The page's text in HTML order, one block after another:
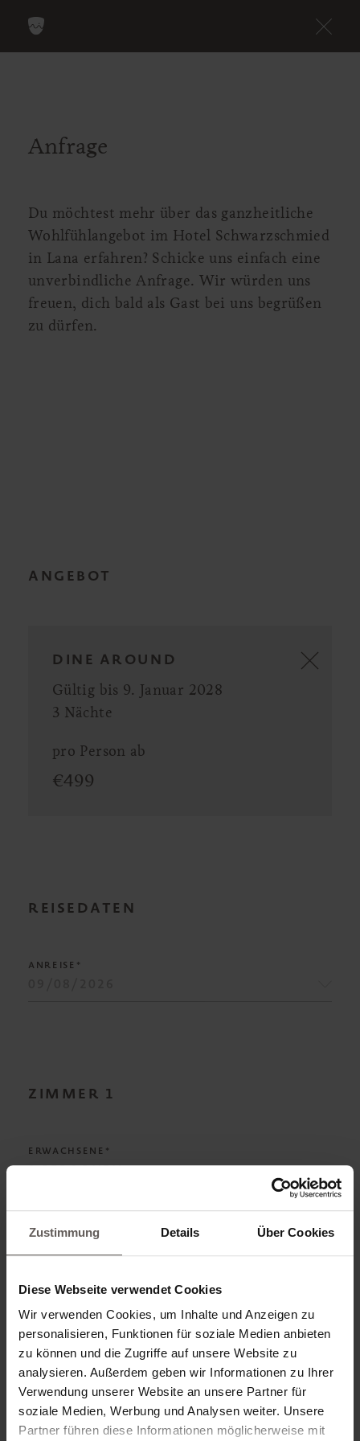
Zustimmung Details Über Cookies
Diese Webseite verwendet Cookies
Wir verwenden Cookies, um Inhalte und Anzeigen zu
personalisieren, Funktionen für soziale Medien anbieten
zu können und die Zugriffe auf unsere Website zu
analysieren. Außerdem geben wir Informationen zu Ihrer
Verwendung unserer Website an unsere Partner für
soziale Medien, Werbung und Analysen weiter. Unsere
Partner führen diese Informationen möglicherweise mit
Anfrage
Du möchtest mehr über das ganzheitliche
Wohlfühlangebot im Hotel Schwarzschmied
in Lana erfahren? Schicke uns einfach eine
unverbindliche Anfrage. Wir würden uns
freuen, dich bald als Gast bei uns begrüßen
zu dürfen.
ANGEBOT
DINE AROUND
Gültig bis 9. Januar 2028
3 Nächte
pro Person ab
€499
REISEDATEN
ANREISE*
ZIMMER 1
ERWACHSENE*
KIND HINZUFÜGEN
ZIMMERKATEGORIE*